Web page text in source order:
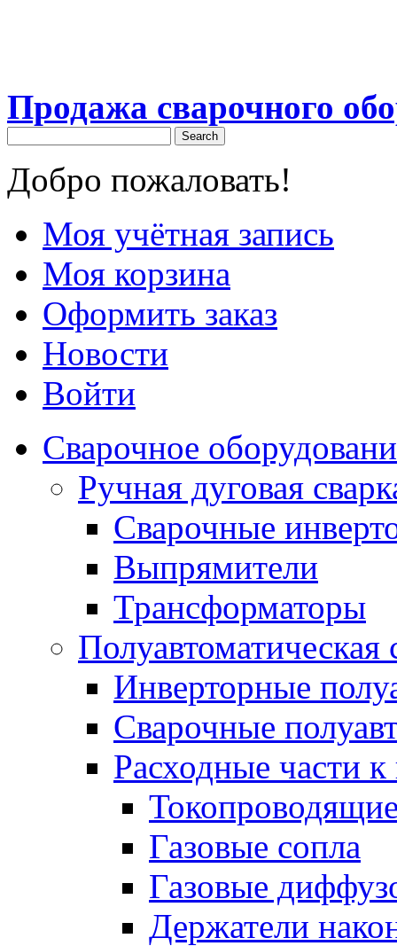
Продажа сварочного
Search
Добро пожаловать!
Моя учётная запись
Моя корзина
Оформить заказ
Новости
Войти
Сварочное
Ручная дуговая
Сварочные
Выпрямители
Трансформаторы
Инверторные
Сварочные
Расходные части
Газовые сопла
Газовые
Держатели